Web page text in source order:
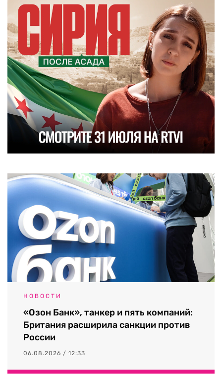
НОВОСТИ
«Озон Банк», танкер и пять компаний:
Британия расширила санкции против
России
06.08.2026 / 12:33